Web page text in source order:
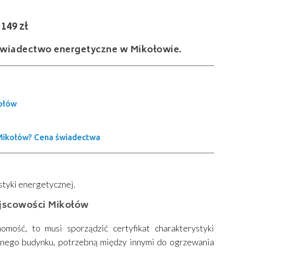
energetyczne w Mikołowie.
Cena świadectwa
energetycznej.
Mikołów
to musi sporządzić certyfikat charakterystyki
budynku, potrzebną między innymi do ogrzewania